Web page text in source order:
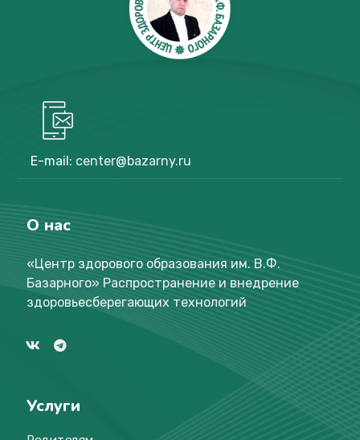
E-mail: center@bazarny.ru
О нас
«Центр здорового образования им. В.Ф.
Базарного» Распространение и внедрение
здоровьесберегающих технологий
Услуги